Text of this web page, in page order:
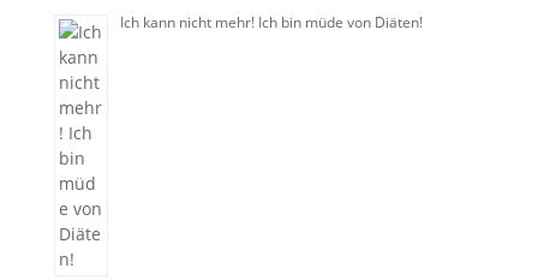
Ich kann nicht mehr! Ich bin müde von Diäten!